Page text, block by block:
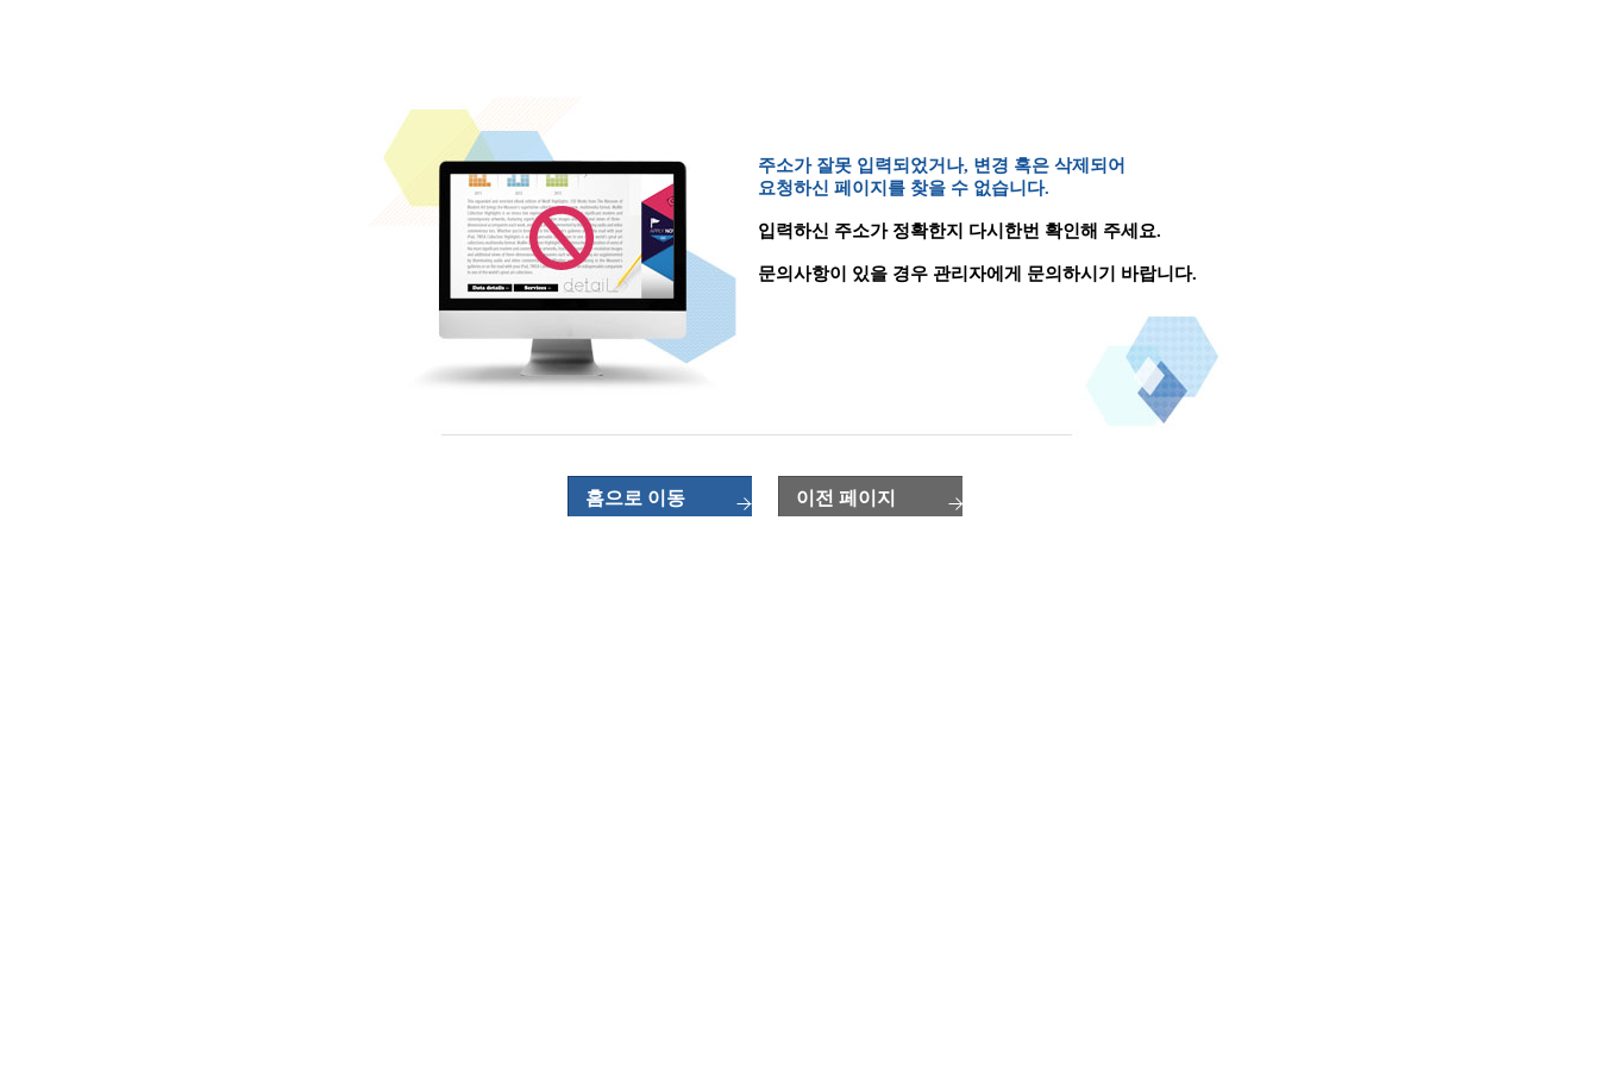
주소가 잘못 입력되었거나, 변경 혹은 삭제되어
요청하신 페이지를 찾을 수 없습니다.
입력하신 주소가 정확한지 다시한번 확인해 주세요.
문의사항이 있을 경우 관리자에게 문의하시기 바랍니다.
홈으로 이동 이전 페이지